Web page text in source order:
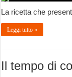
La ricetta che
Leggi tutto »
Il tempo di